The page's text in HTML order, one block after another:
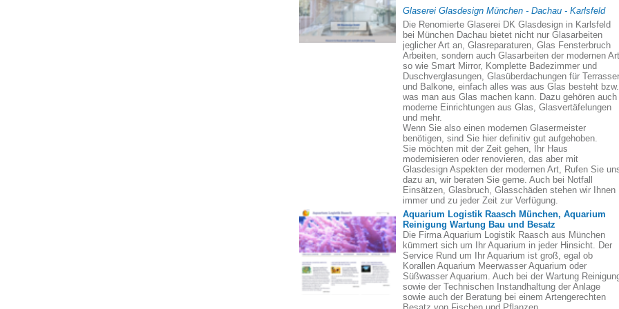
Glaserei Glasdesign München - Dachau - Karlsfeld
Die Renomierte Glaserei DK Glasdesign in Karlsfeld
bei München Dachau bietet nicht nur Glasarbeiten
jeglicher Art an, Glasreparaturen, Glas Fensterbruch
Arbeiten, sondern auch Glasarbeiten der modernen
so wie Smart Mirror, Komplette Badezimmer und
Duschverglasungen, Glasüberdachungen für
und Balkone, einfach alles was aus Glas besteht bzw.
was man aus Glas machen kann. Dazu gehören auch
moderne Einrichtungen aus Glas, Glasvertäfelungen
und mehr.
Wenn Sie also einen modernen Glasermeister
benötigen, sind Sie hier definitiv gut aufgehoben.
Sie möchten mit der Zeit gehen, Ihr Haus
modernisieren oder renovieren, das aber mit
Glasdesign Aspekten der modernen Art, Rufen Sie
dazu an, wir beraten Sie gerne. Auch bei Notfall
Einsätzen, Glasbruch, Glasschäden stehen wir Ihnen
immer und zu jeder Zeit zur Verfügung.
Aquarium Logistik Raasch München, Aquarium
Reinigung Wartung Bau und Besatz
Die Firma Aquarium Logistik Raasch aus München
kümmert sich um Ihr Aquarium in jeder Hinsicht. Der
Service Rund um Ihr Aquarium ist groß, egal ob
Korallen Aquarium Meerwasser Aquarium oder
Süßwasser Aquarium. Auch bei der Wartung
sowie der Technischen Instandhaltung der Anlage
sowie auch der Beratung bei einem Artengerechten